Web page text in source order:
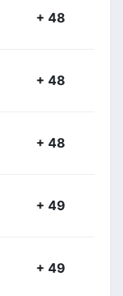
+ 48
+ 48
+ 48
+ 49
+ 49